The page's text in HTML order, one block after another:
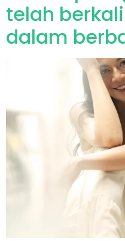
telah
dalam